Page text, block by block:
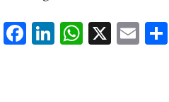
Fa
ce
Li
nk
W
ha
X E
m